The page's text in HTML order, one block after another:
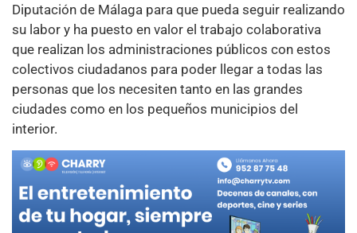
Diputación de Málaga para que pueda seguir realizando
su labor y ha puesto en valor el trabajo colaborativa
que realizan los administraciones públicos con estos
colectivos ciudadanos para poder llegar a todas las
personas que los necesiten tanto en las grandes
ciudades como en los pequeños municipios del
interior.